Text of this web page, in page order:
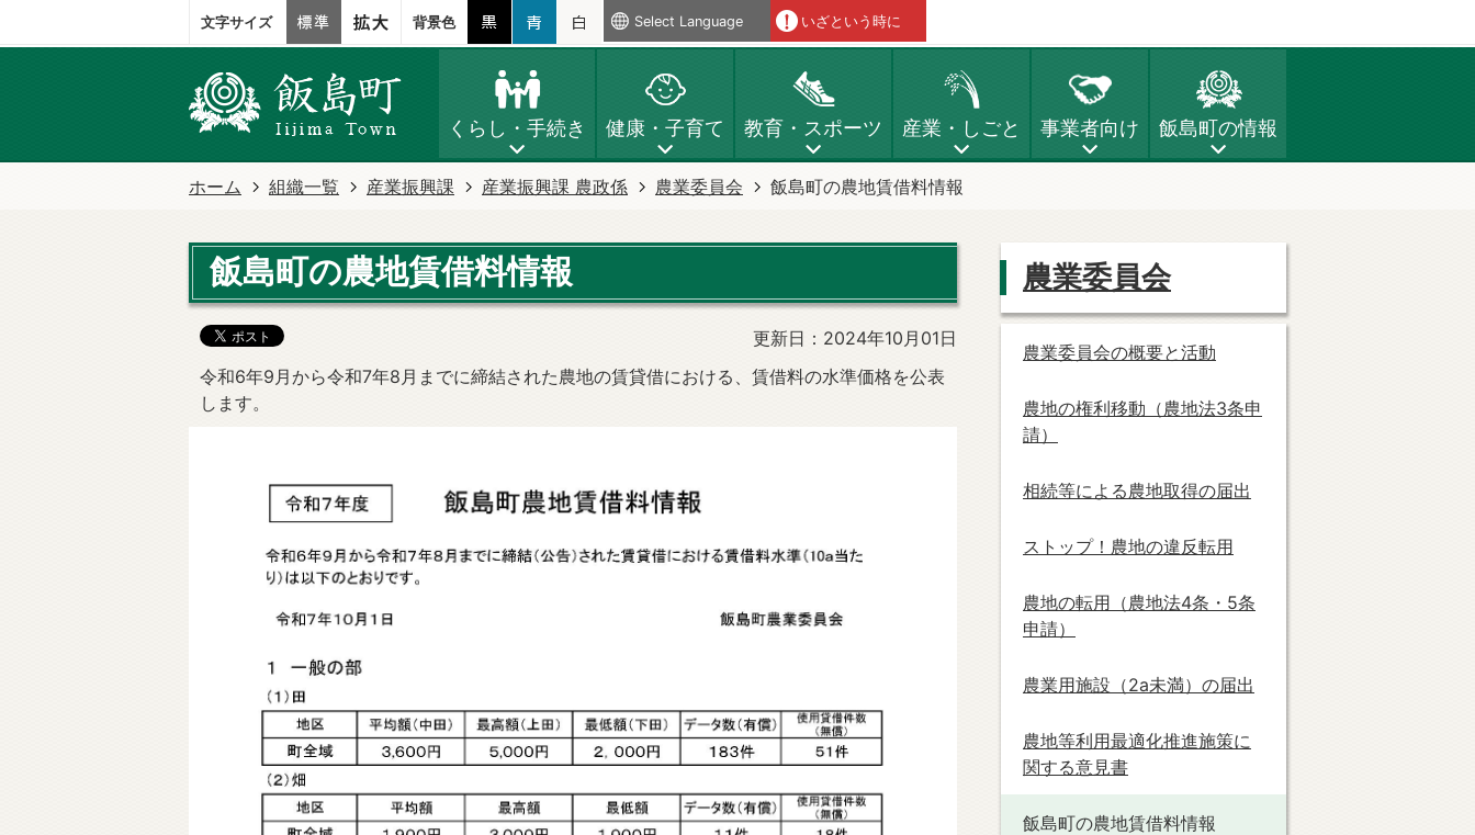
文字サイズ 背景色 Select Language いざという時に
くらし・手続き 健康・子育て 教育・スポーツ 産業・しごと 事業者向け 飯島町の情報
ホーム 組織一覧 産業振興課 産業振興課 農政係 農業委員会 飯島町の農地賃借料情報
飯島町の農地賃借料情報
更新日：2024年10月01日
令和6年9月から令和7年8月までに締結された農地の賃貸借における、賃借料の水準価格を公表
します。
農業委員会
農業委員会の概要と活動
農地の権利移動（農地法3条申
請）
相続等による農地取得の届出
ストップ！農地の違反転用
農地の転用（農地法4条・5条
申請）
農業用施設（2a未満）の届出
農地等利用最適化推進施策に
関する意見書
飯島町の農地賃借料情報